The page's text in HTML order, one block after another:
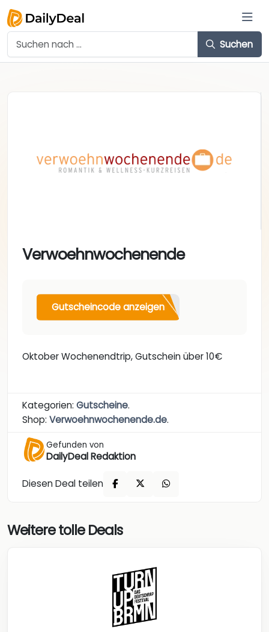
Suchen
Verwoehnwochenende
Gutscheincode anzeigen
Oktober Wochenendtrip, Gutschein über 10€
Kategorien: Gutscheine.
Shop: Verwoehnwochenende.de.
Gefunden von
DailyDeal Redaktion
Diesen Deal teilen
Weitere tolle Deals